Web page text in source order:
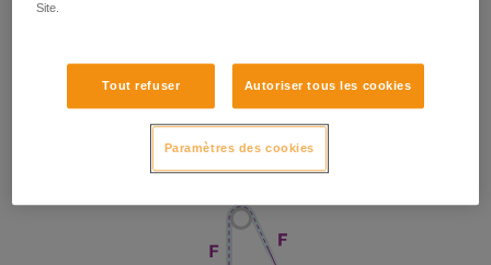
Site.
Tout refuser Autoriser tous les cookies
Paramètres des cookies